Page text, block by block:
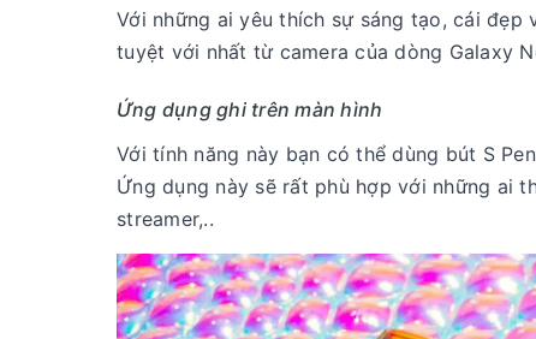
Với những ai yêu thích sự sáng tạo, cái
tuyệt với nhất từ camera của dòng Galaxy
Ứng dụng ghi trên màn hình
Với tính năng này bạn có thể dùng bút S
Ứng dụng này sẽ rất phù hợp với những ai
streamer,..